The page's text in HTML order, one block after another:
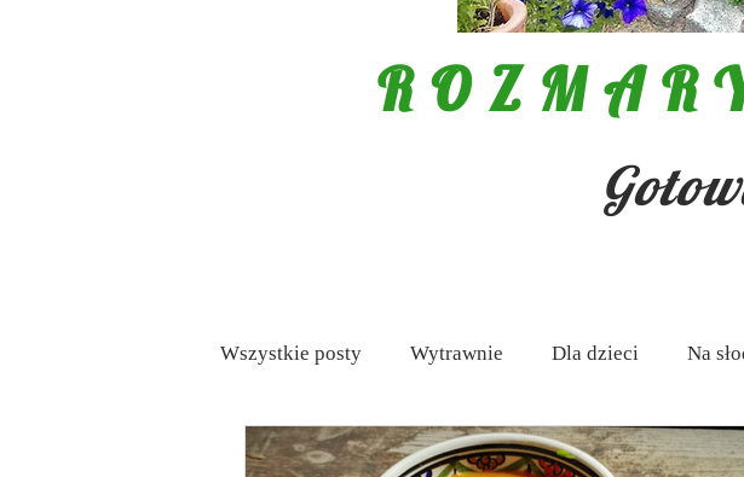
Wszystkie posty Wytrawnie Dla dzieci Na
Mięso Porady Tapas / Antipasti Zupy